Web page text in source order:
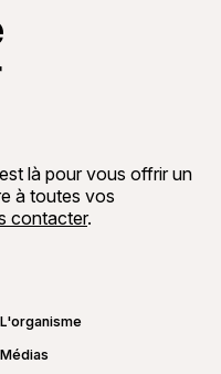
là pour vous offrir un
à toutes vos
contacter.
L'organisme
Médias